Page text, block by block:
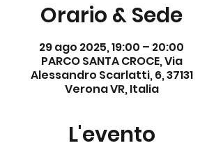
Orario & Sede
29 ago 2025, 19:00 – 20:00
PARCO SANTA CROCE, Via
Alessandro Scarlatti, 6, 37131
Verona VR, Italia
L'evento